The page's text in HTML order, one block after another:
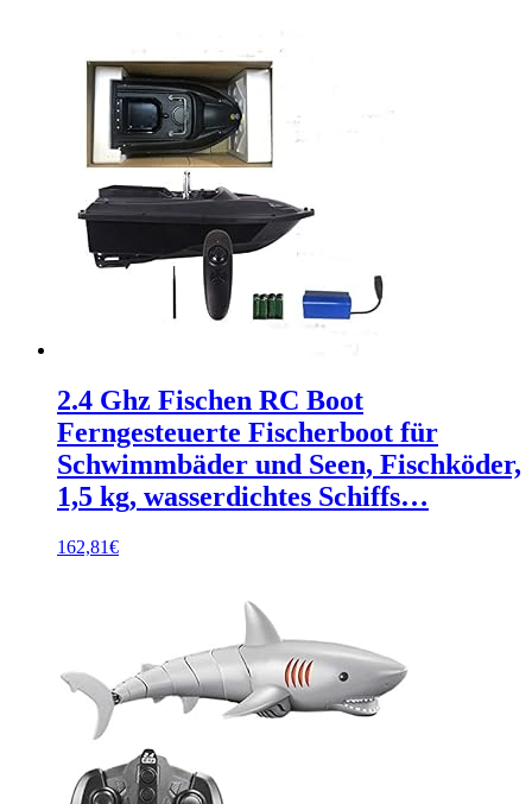
2.4 Ghz Fischen RC Boot
Ferngesteuerte Fischerboot für
Schwimmbäder und Seen, Fischköder,
1,5 kg, wasserdichtes Schiffs…
162,81€